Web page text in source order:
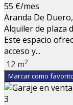
55 €/mes
Aranda De
Alquiler de plaza
Este espacio
acceso y...
12 m2
Marcar como
3